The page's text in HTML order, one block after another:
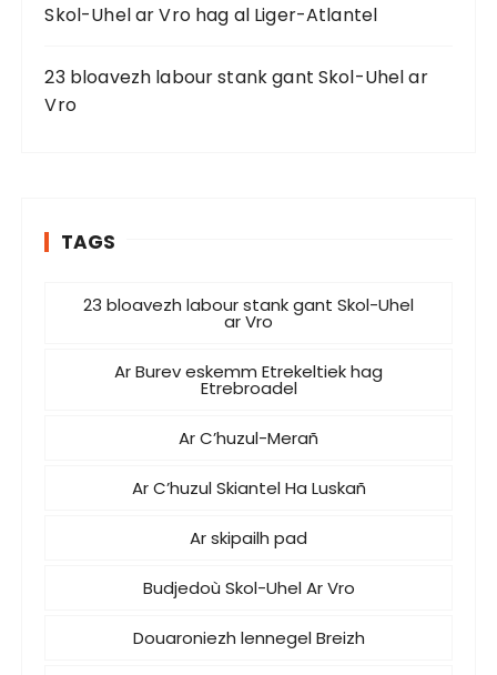
Skol-Uhel ar Vro hag al Liger-Atlantel
23 bloavezh labour stank gant Skol-Uhel ar
Vro
TAGS
23 bloavezh labour stank gant Skol-Uhel
ar Vro
Ar Burev eskemm Etrekeltiek hag
Etrebroadel
Ar C’huzul-Merañ
Ar C’huzul Skiantel Ha Luskañ
Ar skipailh pad
Budjedoù Skol-Uhel Ar Vro
Douaroniezh lennegel Breizh